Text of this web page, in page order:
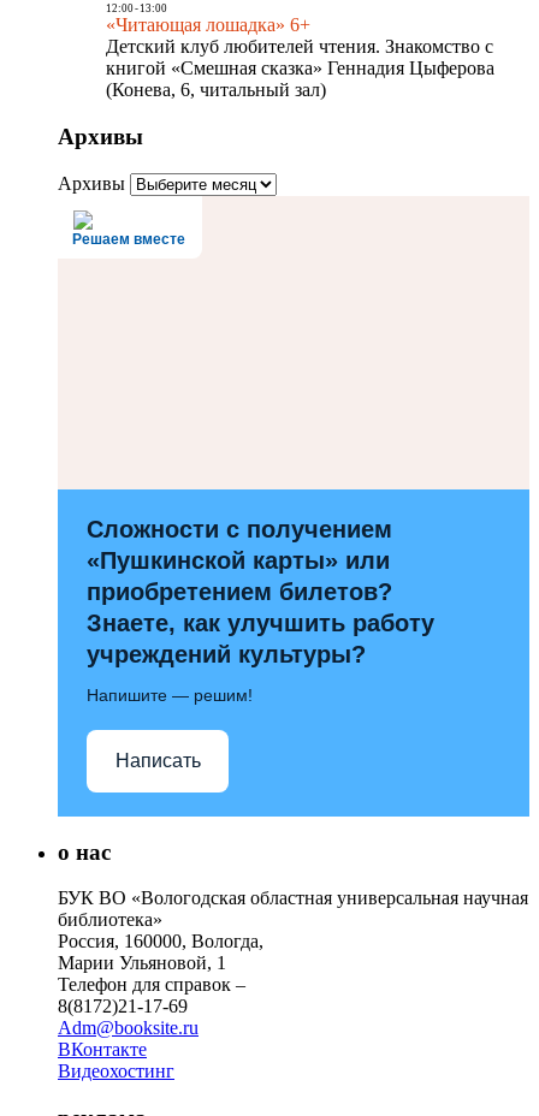
12:00- 13:00
«Читающая лошадка» 6+
Детский клуб любителей чтения. Знакомство с
книгой «Смешная сказка» Геннадия Цыферова
(Конева, 6, читальный зал)
Архивы
Архивы
Решаем вместе
Сложности с получением
«Пушкинской карты» или
приобретением билетов?
Знаете, как улучшить работу
учреждений культуры?
Напишите — решим!
Написать
о нас
БУК ВО «Вологодская областная универсальная научная
библиотека»
Россия, 160000, Вологда,
Марии Ульяновой, 1
Телефон для справок –
8(8172)21-17-69
Adm@booksite.ru
ВКонтакте
Видеохостинг